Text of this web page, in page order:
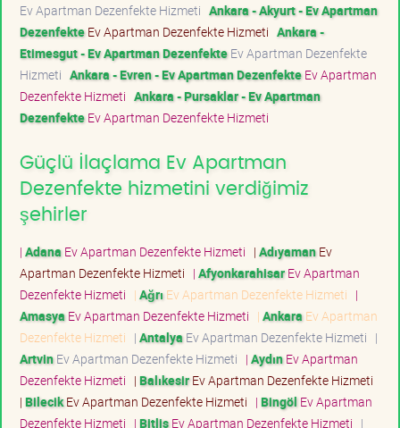
Ev Apartman Dezenfekte Hizmeti Ankara - Akyurt - Ev Apartman
DezenfekteEv Apartman Dezenfekte Hizmeti Ankara -
Etimesgut - Ev Apartman DezenfekteEv Apartman Dezenfekte
Hizmeti Ankara - Evren - Ev Apartman DezenfekteEv Apartman
Dezenfekte Hizmeti Ankara - Pursaklar - Ev Apartman
DezenfekteEv Apartman Dezenfekte Hizmeti
Güçlü İlaçlama Ev Apartman
Dezenfekte hizmetini verdiğimiz
şehirler
| Adana Ev Apartman Dezenfekte Hizmeti | AdıyamanEv
Apartman Dezenfekte Hizmeti | AfyonkarahisarEv Apartman
Dezenfekte Hizmeti | Ağrı Ev Apartman Dezenfekte Hizmeti |
Amasya Ev Apartman Dezenfekte Hizmeti | Ankara Ev Apartman
Dezenfekte Hizmeti | Antalya Ev Apartman Dezenfekte Hizmeti |
ArtvinEv Apartman Dezenfekte Hizmeti | AydınEv Apartman
Dezenfekte Hizmeti | BalıkesirEv Apartman Dezenfekte Hizmeti
| BilecikEv Apartman Dezenfekte Hizmeti | Bingöl Ev Apartman
Dezenfekte Hizmeti | BitlisEv Apartman Dezenfekte Hizmeti |